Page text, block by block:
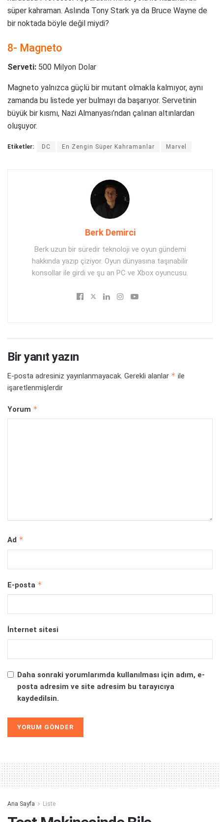
süper kahraman. Aslında Tony Stark ya da Bruce Wayne de
bir noktada böyle değil miydi?
8- Magneto
Serveti: 500 Milyon Dolar
Magneto yalnızca güçlü bir mutant olmakla kalmıyor, aynı
zamanda bu listede yer bulmayı da başarıyor. Servetinin
büyük bir kısmı, Nazi Almanyası’ndan çalınan altınlardan
oluşuyor.
Etiketler: DC En Zengin Süper Kahramanlar Marvel
Berk Demirci
Berk uzun bir süredir teknoloji ve oyun gündemi
hakkında yazıp çiziyor. Oyun dünyasına taşınabilir
konsollar ile girdi ve şu an PC ve Xbox oyuncusu.
Bir yanıt yazın
E-posta adresiniz yayınlanmayacak. Gerekli alanlar * ile
işaretlenmişlerdir
Yorum *
Ad *
E-posta *
İnternet sitesi
Daha sonraki yorumlarımda kullanılması için adım, e-
posta adresim ve site adresim bu tarayıcıya
kaydedilsin.
Ana Sayfa Liste